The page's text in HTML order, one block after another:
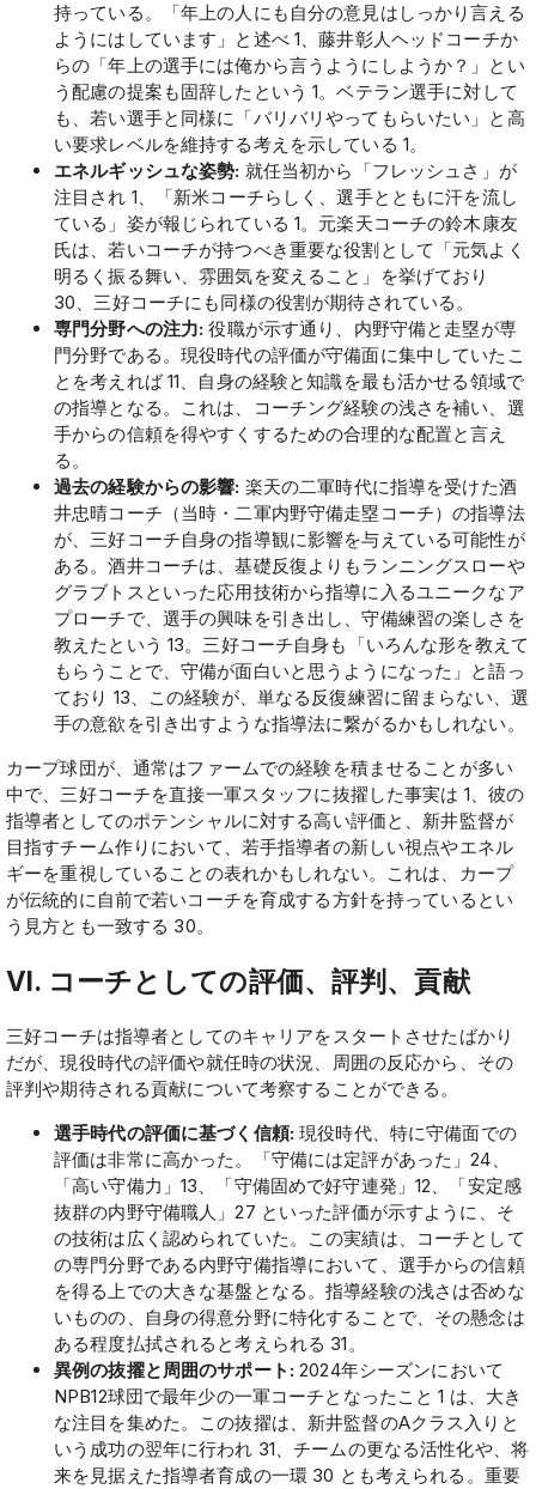
持っている。「年上の人にも自分の意見はしっかり言える
ようにはしています」と述べ 1、藤井彰人ヘッドコーチか
らの「年上の選手には俺から言うようにしようか？」とい
う配慮の提案も固辞したという 1。ベテラン選手に対して
も、若い選手と同様に「バリバリやってもらいたい」と高
い要求レベルを維持する考えを示している 1。
エネルギッシュな姿勢: 就任当初から「フレッシュさ」が
注目され 1、「新米コーチらしく、選手とともに汗を流し
ている」姿が報じられている 1。元楽天コーチの鈴木康友
氏は、若いコーチが持つべき重要な役割として「元気よく
明るく振る舞い、雰囲気を変えること」を挙げており
30、三好コーチにも同様の役割が期待されている。
専門分野への注力: 役職が示す通り、内野守備と走塁が専
門分野である。現役時代の評価が守備面に集中していたこ
とを考えれば 11、自身の経験と知識を最も活かせる領域で
の指導となる。これは、コーチング経験の浅さを補い、選
手からの信頼を得やすくするための合理的な配置と言え
る。
過去の経験からの影響: 楽天の二軍時代に指導を受けた酒
井忠晴コーチ（当時・二軍内野守備走塁コーチ）の指導法
が、三好コーチ自身の指導観に影響を与えている可能性が
ある。酒井コーチは、基礎反復よりもランニングスローや
グラブトスといった応用技術から指導に入るユニークなア
プローチで、選手の興味を引き出し、守備練習の楽しさを
教えたという 13。三好コーチ自身も「いろんな形を教えて
もらうことで、守備が面白いと思うようになった」と語っ
ており 13、この経験が、単なる反復練習に留まらない、選
手の意欲を引き出すような指導法に繋がるかもしれない。
カープ球団が、通常はファームでの経験を積ませることが多い
中で、三好コーチを直接一軍スタッフに抜擢した事実は 1、彼の
指導者としてのポテンシャルに対する高い評価と、新井監督が
目指すチーム作りにおいて、若手指導者の新しい視点やエネル
ギーを重視していることの表れかもしれない。これは、カープ
が伝統的に自前で若いコーチを育成する方針を持っているとい
う見方とも一致する 30。
VI. コーチとしての評価、評判、貢献
三好コーチは指導者としてのキャリアをスタートさせたばかり
だが、現役時代の評価や就任時の状況、周囲の反応から、その
評判や期待される貢献について考察することができる。
選手時代の評価に基づく信頼:現役時代、特に守備面での
評価は非常に高かった。「守備には定評があった」24、
「高い守備力」13、「守備固めで好守連発」12、「安定感
抜群の内野守備職人」27 といった評価が示すように、そ
の技術は広く認められていた。この実績は、コーチとして
の専門分野である内野守備指導において、選手からの信頼
を得る上での大きな基盤となる。指導経験の浅さは否めな
いものの、自身の得意分野に特化することで、その懸念は
ある程度払拭されると考えられる 31。
異例の抜擢と周囲のサポート:2024年シーズンにおいて
NPB12球団で最年少の一軍コーチとなったこと 1 は、大き
な注目を集めた。この抜擢は、新井監督のAクラス入りと
いう成功の翌年に行われ 31、チームの更なる活性化や、将
来を見据えた指導者育成の一環 30 とも考えられる。重要